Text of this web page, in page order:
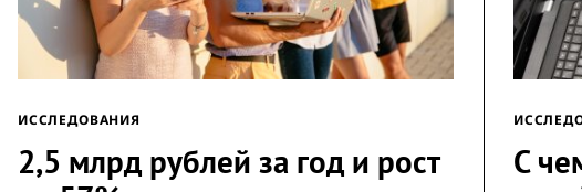
ИССЛЕДОВАНИЯ
2,5 млрд рублей за год и рост
С